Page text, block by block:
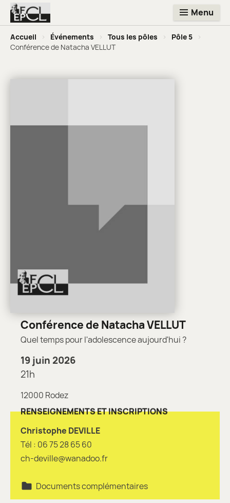
Menu
Accueil > Événements > Tous les pôles > Pôle 5
>
Conférence de Natacha VELLUT
Conférence de Natacha VELLUT
Quel temps pour l'adolescence aujourd'hui ?
19 juin 2026
21h
12000 Rodez
RENSEIGNEMENTS ET INSCRIPTIONS
Christophe DEVILLE
Tél : 06 75 28 65 60
ch-deville@wanadoo.fr
Documents complémentaires